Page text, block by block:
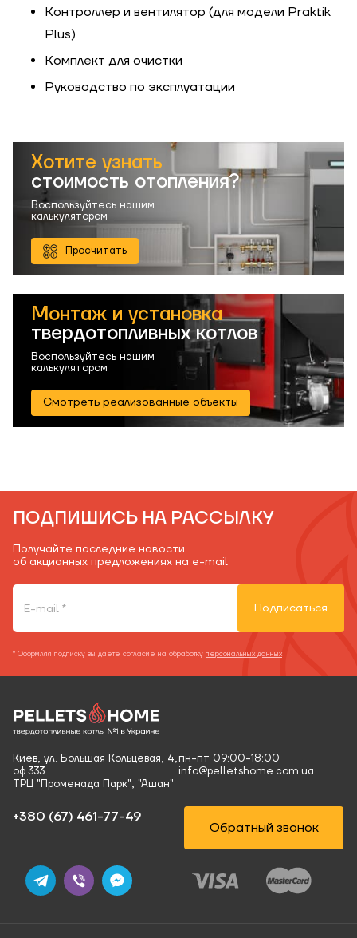
Контроллер и вентилятор (для модели Praktik
Plus)
Комплект для очистки
Руководство по эксплуатации
Хотите узнать
стоимость отопления?
Воспользуйтесь нашим
калькулятором
Просчитать
Монтаж и установка
твердотопливных котлов
Воспользуйтесь нашим
калькулятором
Смотреть реализованные объекты
ПОДПИШИСЬ НА РАССЫЛКУ
Получайте последние новости
об акционных предложениях на e-mail
Подписаться
* Оформляя подписку вы даете согласие на обработку персональных данных
Киев, ул. Большая Кольцевая, 4,
оф.333
ТРЦ "Променада Парк", "Ашан"
пн-пт 09:00-18:00
info@pelletshome.com.ua
+380 (67) 461-77-49‬
Обратный звонок